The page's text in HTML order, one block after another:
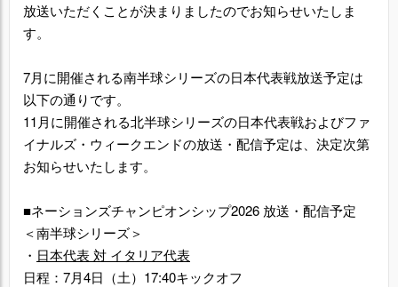
放送いただくことが決まりましたのでお知らせいたしま
す。
7月に開催される南半球シリーズの日本代表戦放送予定は
以下の通りです。
11月に開催される北半球シリーズの日本代表戦およびファ
イナルズ・ウィークエンドの放送・配信予定は、決定次第
お知らせいたします。
■ネーションズチャンピオンシップ2026 放送・配信予定
＜南半球シリーズ＞
・ 日本代表 対 イタリア代表
日程：7月4日（土）17:40キックオフ